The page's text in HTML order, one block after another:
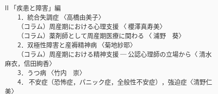
II 「疾患と障害」編
1．統合失調症 〈高橋由美子〉
（コラム）周産期における心理支援 〈 櫻澤真寿美〉
（コラム）薬剤師として周産期医療に関わる 〈 浦野 葵〉
2．双極性障害と産褥精神病 〈菊地紗耶〉
（コラム）周産期における精神支援 ─ 公認心理師の立場から〈 清水
麻衣，信田絢香〉
3．うつ病 〈竹内 崇〉
4． 不安症（恐怖症，パニック症，全般性不安症），強迫症〈清野仁
美〉